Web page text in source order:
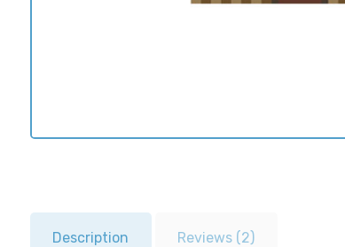
Description Reviews (2)